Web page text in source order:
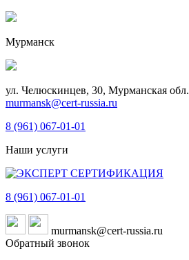
Мурманск
ул. Челюскинцев, 30, Мурманская обл.
murmansk@cert-russia.ru
8 (961) 067-01-01
Наши услуги
8 (961) 067-01-01
murmansk@cert-russia.ru
Обратный звонок